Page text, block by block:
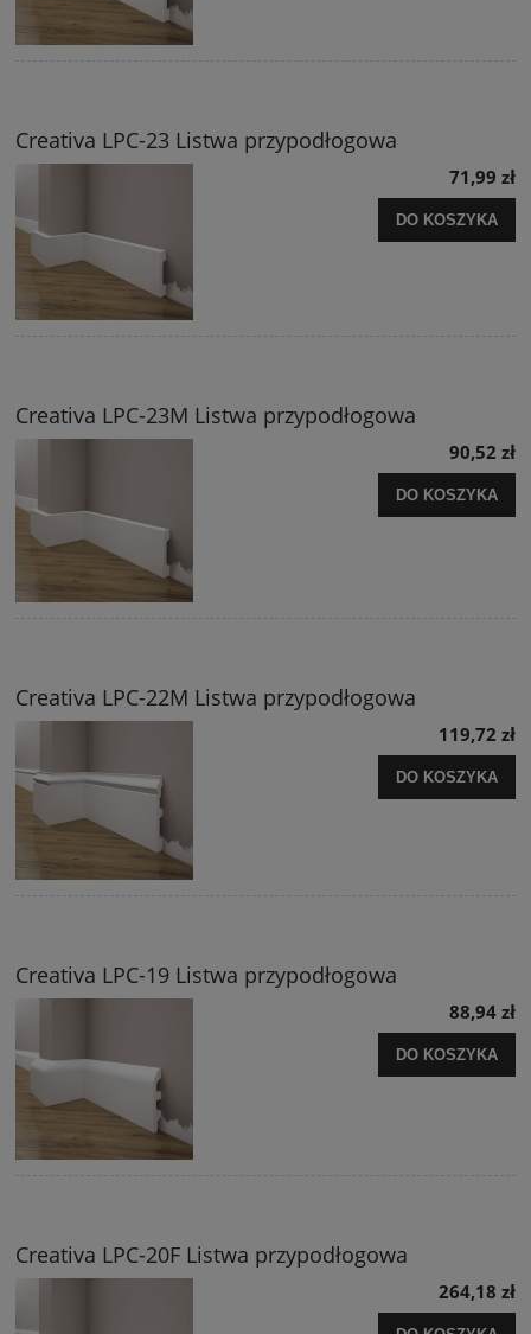
Creativa LPC-23 Listwa przypodłogowa
71,99 zł
DO KOSZYKA
Creativa LPC-23M Listwa przypodłogowa
90,52 zł
DO KOSZYKA
Creativa LPC-22M Listwa przypodłogowa
119,72 zł
DO KOSZYKA
Creativa LPC-19 Listwa przypodłogowa
88,94 zł
DO KOSZYKA
Creativa LPC-20F Listwa przypodłogowa
264,18 zł